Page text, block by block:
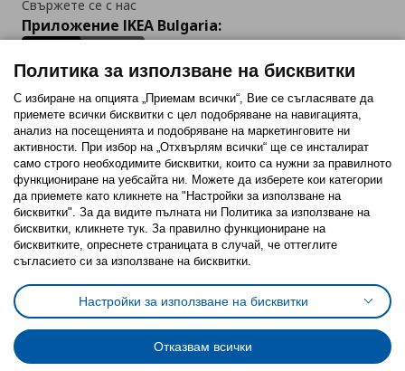
Свържете се с нас
Приложение IKEA Bulgaria:
Последвайте ни:
FacebookTwitterYoutubePinterestInstagram
Политика за използване на бисквитки (Cookies)
Избор на настройки за използване на бисквитки
Условия за ползване на ikea.bgОбща политика за личните данни
Политика за защита на личните данни на ikea.bg
Общи условия на програма IKEA Family
Политика за защита на лични данни на програма IKEA Family
Политика за използване на бисквитки
С избиране на опцията „Приемам всички“, Вие се съгласявате да
приемете всички бисквитки с цел подобряване на навигацията,
анализ на посещенията и подобряване на маркетинговите ни
активности. При избор на „Отхвърлям всички“ ще се инсталират
само строго необходимитe бисквитки, които са нужни за правилното
функциониране на уебсайта ни. Можете да изберете кои категории
да приемете като кликнете на "Настройки за използване на
бисквитки". За да видите пълната ни Политика за използване на
бисквитки, кликнете тук. За правилно функциониране на
бисквитките, опреснете страницата в случай, че оттеглите
съгласието си за използване на бисквитки.
Настройки за използване на бисквитки
Отказвам всички